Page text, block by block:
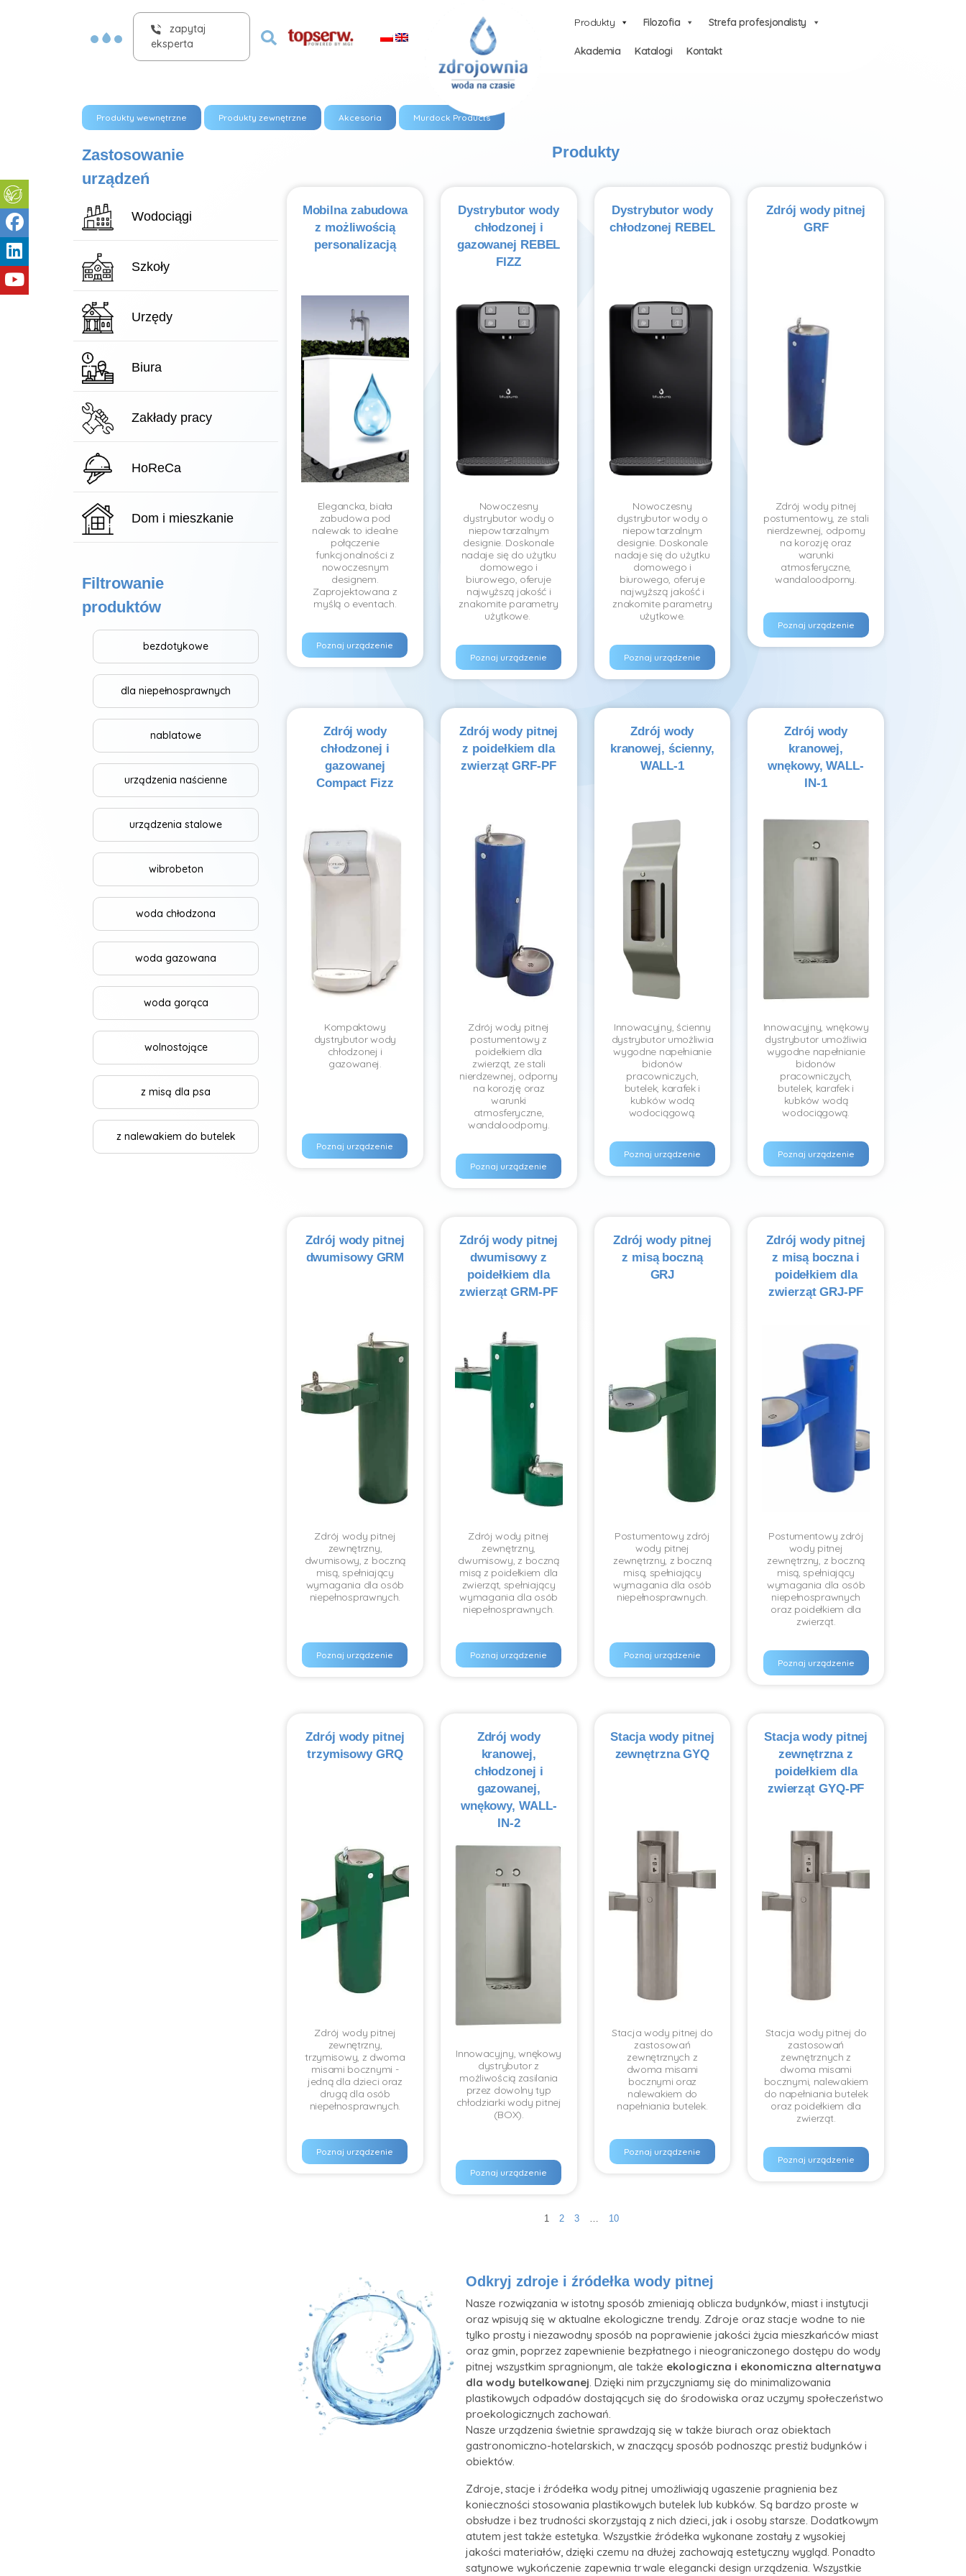
zapytaj
eksperta
Produkty Filozofia Strefa profesjonalisty
Akademia Katalogi Kontakt
Produkty wewnętrzne Produkty zewnętrzne Akcesoria Murdock Products
Zastosowanie
urządzeń
Wodociągi
Szkoły
Urzędy
Biura
Zakłady pracy
HoReCa
Dom i mieszkanie
Filtrowanie
produktów
bezdotykowe
dla niepełnosprawnych
nablatowe
urządzenia naścienne
urządzenia stalowe
wibrobeton
woda chłodzona
woda gazowana
woda gorąca
wolnostojące
z misą dla psa
z nalewakiem do butelek
Produkty
Mobilna zabudowa
z możliwością
personalizacją
Elegancka, biała
zabudowa pod
nalewak to idealne
połączenie
funkcjonalności z
nowoczesnym
designem.
Zaprojektowana z
myślą o eventach.
Poznaj urządzenie
Dystrybutor wody
chłodzonej i
gazowanej REBEL
FIZZ
Nowoczesny
dystrybutor wody o
niepowtarzalnym
designie. Doskonale
nadaje się do użytku
domowego i
biurowego, oferuje
najwyższą jakość i
znakomite parametry
użytkowe.
Poznaj urządzenie
Dystrybutor wody
chłodzonej REBEL
Nowoczesny
dystrybutor wody o
niepowtarzalnym
designie. Doskonale
nadaje się do użytku
domowego i
biurowego, oferuje
najwyższą jakość i
znakomite parametry
użytkowe.
Poznaj urządzenie
Zdrój wody pitnej
GRF
Zdrój wody pitnej
postumentowy, ze stali
nierdzewnej, odporny
na korozję oraz
warunki
atmosferyczne,
wandaloodporny.
Poznaj urządzenie
Zdrój wody
chłodzonej i
gazowanej
Compact Fizz
Kompaktowy
dystrybutor wody
chłodzonej i
gazowanej.
Poznaj urządzenie
Zdrój wody pitnej
z poidełkiem dla
zwierząt GRF-PF
Zdrój wody pitnej
postumentowy z
poidełkiem dla
zwierząt, ze stali
nierdzewnej, odporny
na korozję oraz
warunki
atmosferyczne,
wandaloodporny.
Poznaj urządzenie
Zdrój wody
kranowej, ścienny,
WALL-1
Innowacyjny, ścienny
dystrybutor umożliwia
wygodne napełnianie
bidonów
pracowniczych,
butelek, karafek i
kubków wodą
wodociągową.
Poznaj urządzenie
Zdrój wody
kranowej,
wnękowy, WALL-
IN-1
Innowacyjny, wnękowy
dystrybutor umożliwia
wygodne napełnianie
bidonów
pracowniczych,
butelek, karafek i
kubków wodą
wodociągową.
Poznaj urządzenie
Zdrój wody pitnej
dwumisowy GRM
Zdrój wody pitnej
zewnętrzny,
dwumisowy, z boczną
misą, spełniający
wymagania dla osób
niepełnosprawnych.
Poznaj urządzenie
Zdrój wody pitnej
dwumisowy z
poidełkiem dla
zwierząt GRM-PF
Zdrój wody pitnej
zewnętrzny,
dwumisowy, z boczną
misą z poidełkiem dla
zwierząt, spełniający
wymagania dla osób
niepełnosprawnych.
Poznaj urządzenie
Zdrój wody pitnej
z misą boczną
GRJ
Postumentowy zdrój
wody pitnej
zewnętrzny, z boczną
misą, spełniający
wymagania dla osób
niepełnosprawnych.
Poznaj urządzenie
Zdrój wody pitnej
z misą boczna i
poidełkiem dla
zwierząt GRJ-PF
Postumentowy zdrój
wody pitnej
zewnętrzny, z boczną
misą, spełniający
wymagania dla osób
niepełnosprawnych
oraz poidełkiem dla
zwierząt.
Poznaj urządzenie
Zdrój wody pitnej
trzymisowy GRQ
Zdrój wody pitnej
zewnętrzny,
trzymisowy, z dwoma
misami bocznymi -
jedną dla dzieci oraz
drugą dla osób
niepełnosprawnych.
Poznaj urządzenie
Zdrój wody
kranowej,
chłodzonej i
gazowanej,
wnękowy, WALL-
IN-2
Innowacyjny, wnękowy
dystrybutor z
możliwością zasilania
przez dowolny typ
chłodziarki wody pitnej
(BOX).
Poznaj urządzenie
Stacja wody pitnej
zewnętrzna GYQ
Stacja wody pitnej do
zastosowań
zewnętrznych z
dwoma misami
bocznymi oraz
nalewakiem do
napełniania butelek.
Poznaj urządzenie
Stacja wody pitnej
zewnętrzna z
poidełkiem dla
zwierząt GYQ-PF
Stacja wody pitnej do
zastosowań
zewnętrznych z
dwoma misami
bocznymi, nalewakiem
do napełniania butelek
oraz poidełkiem dla
zwierząt.
Poznaj urządzenie
1 2 3 … 10
Odkryj zdroje i źródełka wody pitnej
Nasze rozwiązania w istotny sposób zmieniają oblicza budynków, miast i instytucji
oraz wpisują się w aktualne ekologiczne trendy. Zdroje oraz stacje wodne to nie
tylko prosty i niezawodny sposób na poprawienie jakości życia mieszkańców miast
oraz gmin, poprzez zapewnienie bezpłatnego i nieograniczonego dostępu do wody
pitnej wszystkim spragnionym, ale także ekologiczna i ekonomiczna alternatywa
dla wody butelkowanej. Dzięki nim przyczyniamy się do minimalizowania
plastikowych odpadów dostających się do środowiska oraz uczymy społeczeństwo
proekologicznych zachowań.
Nasze urządzenia świetnie sprawdzają się w także biurach oraz obiektach
gastronomiczno-hotelarskich, w znaczący sposób podnosząc prestiż budynków i
obiektów.
Zdroje, stacje i źródełka wody pitnej umożliwiają ugaszenie pragnienia bez
konieczności stosowania plastikowych butelek lub kubków. Są bardzo proste w
obsłudze i bez trudności skorzystają z nich dzieci, jak i osoby starsze. Dodatkowym
atutem jest także estetyka. Wszystkie źródełka wykonane zostały z wysokiej
jakości materiałów, dzięki czemu na dłużej zachowają estetyczny wygląd. Ponadto
satynowe wykończenie zapewnia trwale elegancki design urządzenia. Wszystkie